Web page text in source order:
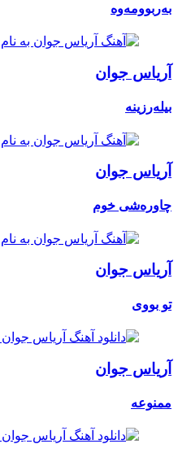
بەربوومەوە
آریاس جوان
بیلەرزینە
آریاس جوان
چاورەشی خوم
آریاس جوان
تو بووی
آریاس جوان
ممنوعه